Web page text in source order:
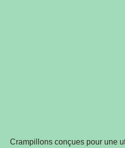
Crampillons conçues pour une